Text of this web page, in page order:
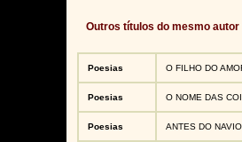
Outros títulos do mesmo autor
Poesias O FILHO DO
Poesias O NOME DAS
Poesias ANTES DO